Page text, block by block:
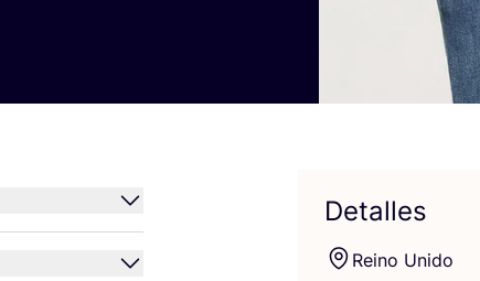
Detalles
Rei­no Unido